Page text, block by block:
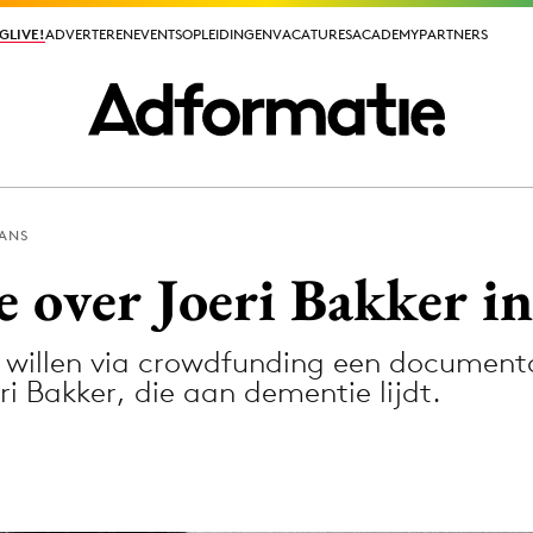
ADVERTERENEVENTSOPLEIDINGENVACATURESACADEMYPARTNERS
ADVERTERENEVENTSOPLEIDINGENVACATURESACADEMYPARTNERS
over Joeri Bakker
via crowdfunding een
Bakker, die aan dementie lijdt.